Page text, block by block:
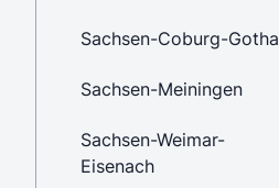
Sachsen-Coburg-Gotha
Sachsen-Meiningen
Sachsen-Weimar-
Eisenach